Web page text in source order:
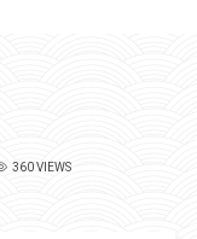
360 VIEWS